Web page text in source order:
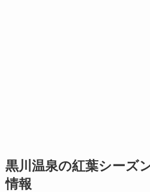
黒川温泉の紅葉シーズ
情報